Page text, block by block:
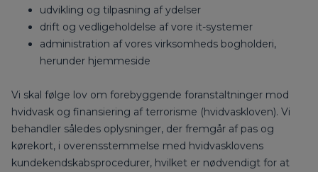
udvikling og tilpasning af ydelser
drift og vedligeholdelse af vore it-systemer
administration af vores virksomheds bogholderi,
herunder hjemmeside
Vi skal følge lov om forebyggende foranstaltninger mod
hvidvask og finansiering af terrorisme (hvidvaskloven). Vi
behandler således oplysninger, der fremgår af pas og
kørekort, i overensstemmelse med hvidvasklovens
kundekendskabsprocedurer, hvilket er nødvendigt for at